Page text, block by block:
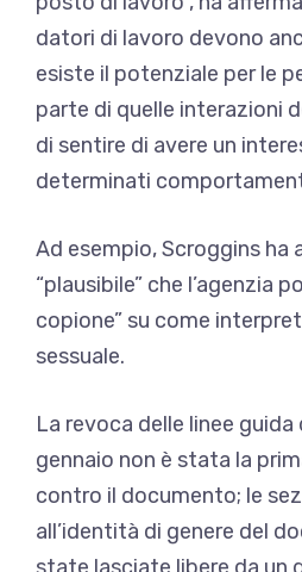
datori di lavoro devono
esiste il potenziale per le
parte di quelle interazioni
di sentire di avere un
determinati
Ad esempio, Scroggins ha
“plausibile” che l’agenzia
copione” su come
sessuale.
La revoca delle linee guida
gennaio non è stata la
contro il documento; le
all’identità di genere del
state lasciate libere da un